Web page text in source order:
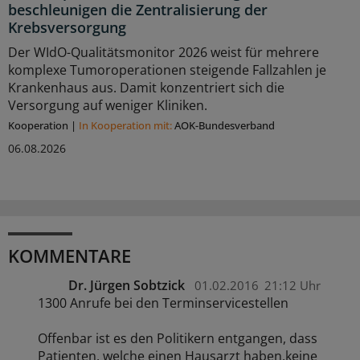
beschleunigen die Zentralisierung der
Krebsversorgung
Der WIdO-Qualitätsmonitor 2026 weist für mehrere
komplexe Tumoroperationen steigende Fallzahlen je
Krankenhaus aus. Damit konzentriert sich die
Versorgung auf weniger Kliniken.
Kooperation | In Kooperation mit:AOK-Bundesverband
06.08.2026
KOMMENTARE
Dr. Jürgen Sobtzick 01.02.2016 21:12 Uhr
1300 Anrufe bei den Terminservicestellen
Offenbar ist es den Politikern entgangen, dass
Patienten, welche einen Hausarzt haben,keine